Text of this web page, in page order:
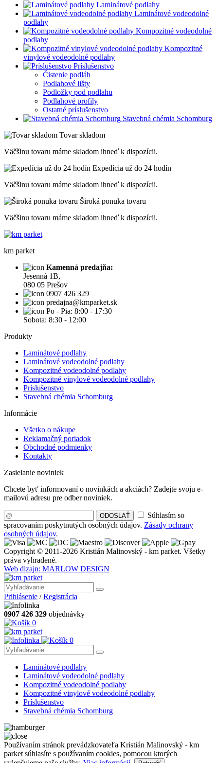
Laminátové podlahy
Laminátové vodeodolné
podlahy
Kompozitné vodeodolné
podlahy
Kompozitné
vinylové vodeodolné podlahy
Príslušenstvo
Čistenie podláh
Podlahové lišty
Podložky pod podlahu
Podlahové profily
Ostatné príslušenstvo
Stavebná chémia Schomburg
Tovar skladom
Väčšinu tovaru máme skladom ihneď k dispozícii.
Expedícia už do 24 hodín
Väčšinu tovaru máme skladom ihneď k dispozícii.
Široká ponuka tovaru
Väčšinu tovaru máme skladom ihneď k dispozícii.
km parket
Kamenná predajňa:
Jesenná 1B,
080 05 Prešov
0907 426 329
predajna@kmparket.sk
Po - Pia: 8:00 - 17:30
Sobota: 8:30 - 12:00
Produkty
Laminátové podlahy
Laminátové vodeodolné podlahy
Kompozitné vodeodolné podlahy
Kompozitné vinylové vodeodolné podlahy
Príslušenstvo
Stavebná chémia Schomburg
Informácie
Všetko o nákupe
Reklamačný poriadok
Obchodné podmienky
Kontakty
Zasielanie noviniek
Chcete byť informovaní o novinkách a akciách? Zadejte svoju e-
mailovú adresu pre odber noviniek.
ODOSLAŤ
Súhlasím so
spracovaním poskytnutých osobných údajov. Zásady ochrany
osobných údajov.
Copyright © 2011-2026 Kristián Malinovský - km parket. Všetky
práva vyhradené.
Web dizajn: MARLOW DESIGN
Prihlásenie /Registrácia
0907 426 329 objednávky
0
0
Laminátové podlahy
Laminátové vodeodolné podlahy
Kompozitné vodeodolné podlahy
Kompozitné vinylové vodeodolné podlahy
Príslušenstvo
Stavebná chémia Schomburg
Používaním stránok prevádzkovateľa Kristián Malinovský - km
parket súhlasíte s používaním cookies, pomocou ktorých